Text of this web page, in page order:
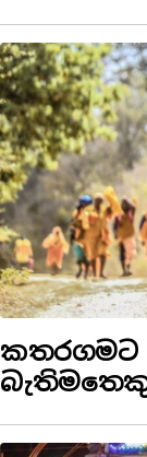
කතරගමට